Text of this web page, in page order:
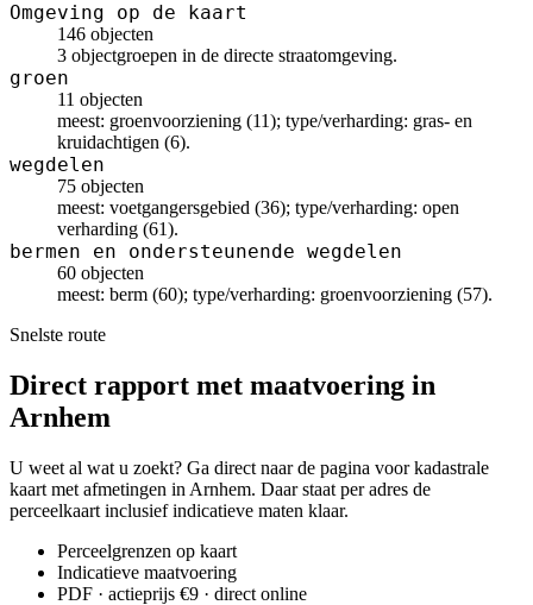
Omgeving op de kaart
146 objecten
3 objectgroepen in de directe straatomgeving.
groen
11 objecten
meest: groenvoorziening (11); type/verharding: gras- en
kruidachtigen (6).
wegdelen
75 objecten
meest: voetgangersgebied (36); type/verharding: open
verharding (61).
bermen en ondersteunende wegdelen
60 objecten
meest: berm (60); type/verharding: groenvoorziening (57).
Snelste route
Direct rapport met maatvoering in
Arnhem
U weet al wat u zoekt? Ga direct naar de pagina voor kadastrale
kaart met afmetingen in Arnhem. Daar staat per adres de
perceelkaart inclusief indicatieve maten klaar.
Perceelgrenzen op kaart
Indicatieve maatvoering
PDF · actieprijs €9 · direct online